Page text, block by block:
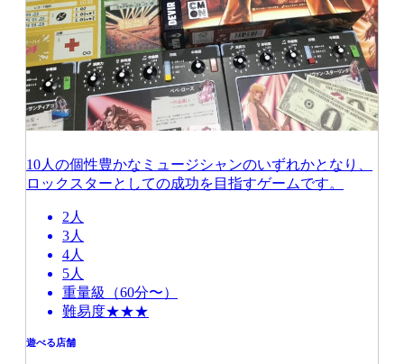
10人の個性豊かなミュージシャンのいずれかとなり、
ロックスターとしての成功を目指すゲームです。
2人
3人
4人
5人
重量級（60分〜）
難易度★★★
遊べる店舗